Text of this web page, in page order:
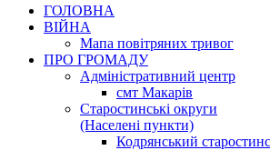
ГОЛОВНА
ВІЙНА
Мапа повітряних тривог
ПРО ГРОМАДУ
Aдміністративний центр
смт Макарів
Старостинські округи
(Населені пункти)
Кодрянський